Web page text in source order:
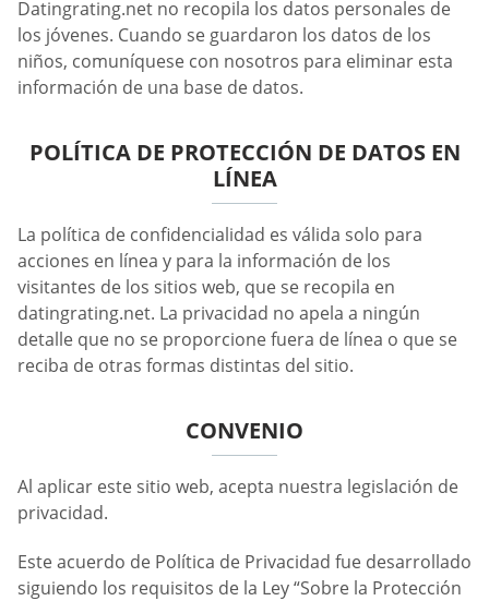
Datingrating.net no recopila los datos personales de
los jóvenes. Cuando se guardaron los datos de los
niños, comuníquese con nosotros para eliminar esta
información de una base de datos.
POLÍTICA DE PROTECCIÓN DE DATOS EN
LÍNEA
La política de confidencialidad es válida solo para
acciones en línea y para la información de los
visitantes de los sitios web, que se recopila en
datingrating.net. La privacidad no apela a ningún
detalle que no se proporcione fuera de línea o que se
reciba de otras formas distintas del sitio.
CONVENIO
Al aplicar este sitio web, acepta nuestra legislación de
privacidad.
Este acuerdo de Política de Privacidad fue desarrollado
siguiendo los requisitos de la Ley “Sobre la Protección